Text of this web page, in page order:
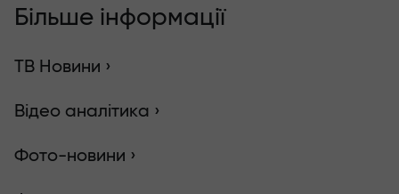
Більше інформації
ТВ Новини ›
Відео аналітика ›
Фото-новини ›